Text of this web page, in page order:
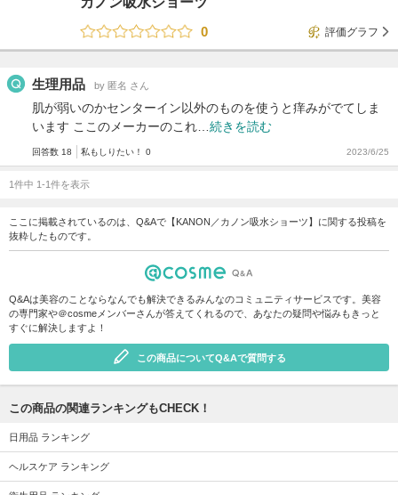
0
評価グラフ
生理用品 by 匿名 さん
肌が弱いのかセンターイン以外のものを使うと痒みがでてしま
います ここのメーカーのこれ… 続きを読む
回答数 18 私もしりたい！ 0 2023/6/25
1件中 1-1件を表示
ここに掲載されているのは、Q&Aで【KANON／カノン吸水ショーツ】に関する投稿を
抜粋したものです。
Q&Aは美容のことならなんでも解決できるみんなのコミュニティサービスです。美容
の専門家や＠cosmeメンバーさんが答えてくれるので、あなたの疑問や悩みもきっと
すぐに解決しますよ！
この商品についてQ&Aで質問する
この商品の関連ランキングもCHECK！
日用品 ランキング
ヘルスケア ランキング